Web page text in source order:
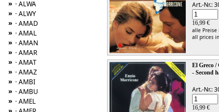
» · ALWA
» · ALWY
» · AMAD
» · AMAL
» · AMAN
» · AMAR
» · AMAT
» · AMAZ
» · AMBI
» · AMBU
» · AMEL
Art.-Nr.:
16,99 €
alle
all prices
El Greco /
- Second
Art.-Nr.:
16,99 €